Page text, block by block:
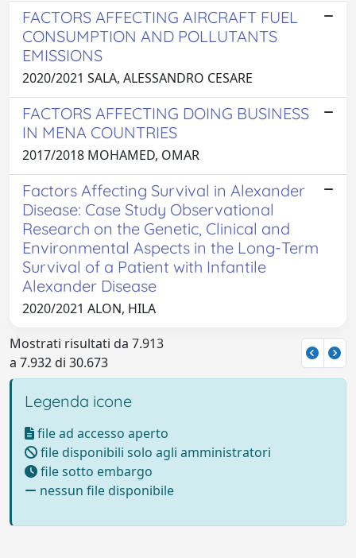
FACTORS AFFECTING AIRCRAFT FUEL
CONSUMPTION AND POLLUTANTS
EMISSIONS
2020/2021 SALA, ALESSANDRO CESARE
FACTORS AFFECTING DOING BUSINESS
IN MENA COUNTRIES
2017/2018 MOHAMED, OMAR
Factors Affecting Survival in Alexander
Disease: Case Study Observational
Research on the Genetic, Clinical and
Environmental Aspects in the Long-Term
Survival of a Patient with Infantile
Alexander Disease
2020/2021 ALON, HILA
Mostrati risultati da 7.913
a 7.932 di 30.673
Legenda icone
file ad accesso aperto
file disponibili solo agli amministratori
file sotto embargo
nessun file disponibile